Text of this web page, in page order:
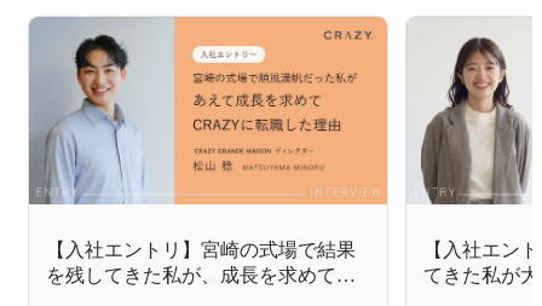
【入社エントリ】宮崎の式場で結果
を残してきた私が、成長を求めて
【入社エン
てきた私が